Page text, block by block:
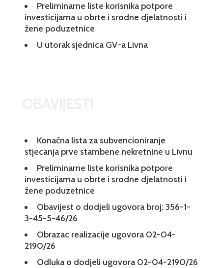
Preliminarne liste korisnika potpore
investicijama u obrte i srodne djelatnosti i
žene poduzetnice
U utorak sjednica GV-a Livna
Konačna lista za subvencioniranje
stjecanja prve stambene nekretnine u Livnu
Preliminarne liste korisnika potpore
investicijama u obrte i srodne djelatnosti i
žene poduzetnice
Obavijest o dodjeli ugovora broj: 356-1-
3-45-5-46/26
Obrazac realizacije ugovora 02-04-
2190/26
Odluka o dodjeli ugovora 02-04-2190/26